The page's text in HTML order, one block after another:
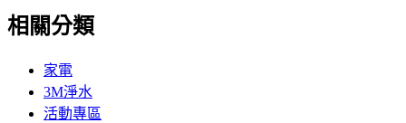
相關分類
家電
3M淨水
活動專區